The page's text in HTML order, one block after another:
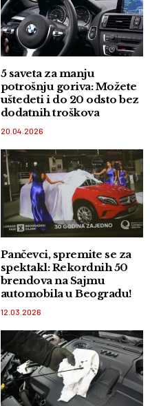
5 saveta za manju
potrošnju goriva: Možete
uštedeti i do 20 odsto bez
dodatnih troškova
20.04.2026
Pančevci, spremite se za
spektakl: Rekordnih 50
brendova na Sajmu
automobila u Beogradu!
12.03.2026